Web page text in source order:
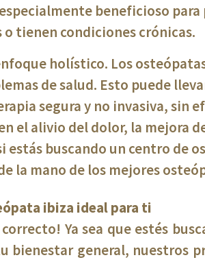
beneficioso
tienen condiciones crónicas.
holístico. Los
de salud. Esto puede
segura y no invasiva, sin
el alivio del dolor, la mejora
estás buscando un centro de
la mano de los mejores
ibiza ideal para ti
Ya sea que estés
bienestar general, nuestros